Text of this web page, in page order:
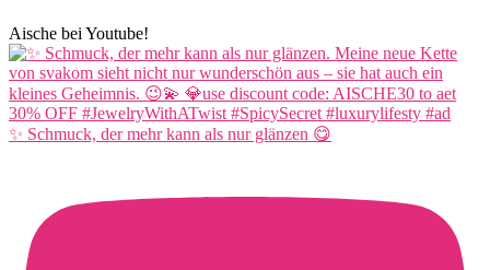
Aische bei Youtube!
✨ Schmuck, der mehr kann als nur glänzen 😋